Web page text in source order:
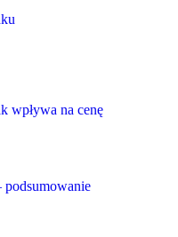
wpływa na cenę
podsumowanie